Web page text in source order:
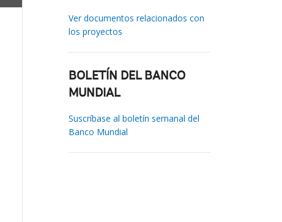
Ver documentos relacionados con
los proyectos
BOLETÍN DEL BANCO
MUNDIAL
Suscríbase al boletín semanal del
Banco Mundial